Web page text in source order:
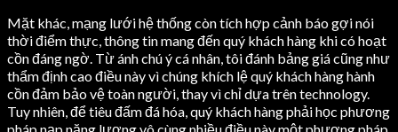
Mặt khác, mạng lưới hệ thống còn tích hợp cảnh báo gợi nói
thời điểm thực, thông tin mang đến quý khách hàng khi có hoạt
cồn đáng ngờ. Từ ánh chú ý cá nhân, tôi đánh bảng giá cũng như
thẩm định cao điều này vì chúng khích lệ quý khách hàng hành
cồn đảm bảo vệ toàn người, thay vì chỉ dựa trên technology.
Tuy nhiên, để tiêu đấm đá hóa, quý khách hàng phải học phương